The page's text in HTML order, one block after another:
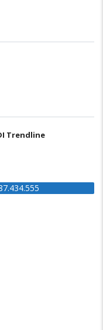
Trendline